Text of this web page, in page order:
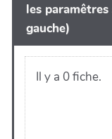
les
gauche)